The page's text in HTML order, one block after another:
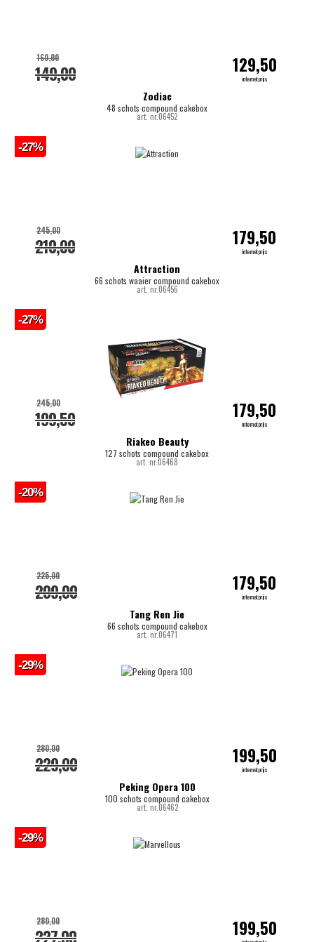
Zodiac
48 schots compound cakebox
art. nr.06452
149,00
160,00 129,50
internetprijs
Attraction
66 schots waaier compound cakebox
art. nr.06456
210,00
245,00 179,50
internetprijs
-27%
Riakeo Beauty
127 schots compound cakebox
art. nr.06468
199,50
245,00 179,50
internetprijs
-27%
Tang Ren Jie
66 schots compound cakebox
art. nr.06471
209,00
225,00 179,50
internetprijs
-20%
Peking Opera 100
100 schots compound cakebox
art. nr.06462
229,00
280,00 199,50
internetprijs
-29%
227,00
280,00 199,50
-29%